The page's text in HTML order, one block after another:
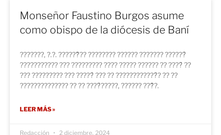
Monseñor Faustino Burgos asume
como obispo de la diócesis de Baní
???????, ?.?. ??????̃?? ???????? ?????? ??????? ??????́
??????????? ??? ????????? ???? ????? ?????? ?? ????́ ??
??? ????????? ??? ?????́ ??? ?? ????????????́? ?? ??
?????????????? ?? ?? ????́?????, ?????? ???̃?.
LEER MÁS »
Redacción 2 diciembre, 2024